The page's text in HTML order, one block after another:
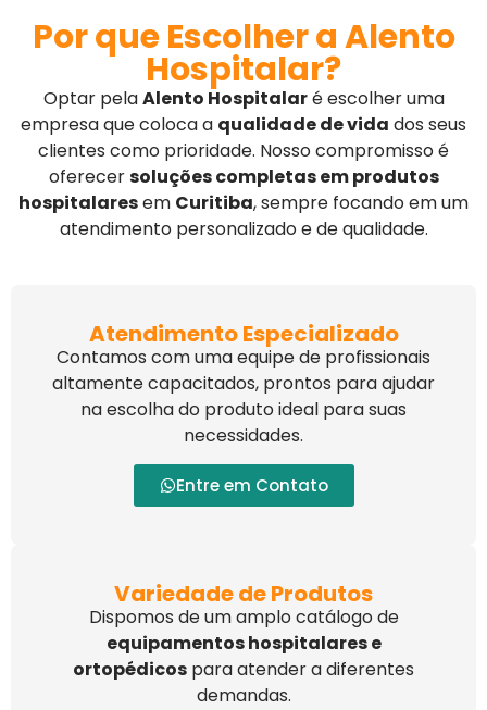
Por que Escolher a Alento
Hospitalar?
Optar pelaAlento Hospitalaré escolher uma
empresa que coloca a qualidade de vida dos seus
clientes como prioridade. Nosso compromisso é
oferecersoluções completas em produtos
hospitalaresem Curitiba, sempre focando em um
atendimento personalizado e de qualidade.
Atendimento Especializado
Contamos com uma equipe de profissionais
altamente capacitados, prontos para ajudar
na escolha do produto ideal para suas
necessidades.
Entre em Contato
Variedade de Produtos
Dispomos de um amplo catálogo de
equipamentos hospitalares e
ortopédicos para atender a diferentes
demandas.